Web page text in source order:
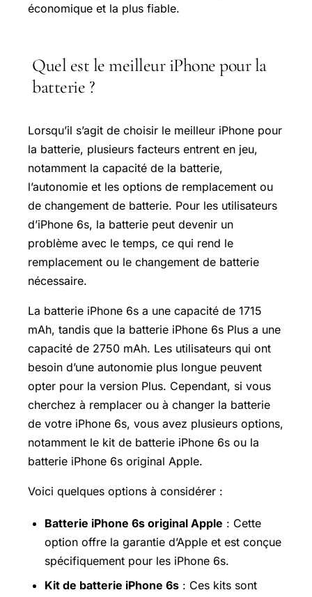
économique et la plus fiable.
Quel est le meilleur iPhone pour la
batterie ?
Lorsqu’il s’agit de choisir le meilleur iPhone pour
la batterie, plusieurs facteurs entrent en jeu,
notamment la capacité de la batterie,
l’autonomie et les options de remplacement ou
de changement de batterie. Pour les utilisateurs
d’iPhone 6s, la batterie peut devenir un
problème avec le temps, ce qui rend le
remplacement ou le changement de batterie
nécessaire.
La batterie iPhone 6s a une capacité de 1715
mAh, tandis que la batterie iPhone 6s Plus a une
capacité de 2750 mAh. Les utilisateurs qui ont
besoin d’une autonomie plus longue peuvent
opter pour la version Plus. Cependant, si vous
cherchez à remplacer ou à changer la batterie
de votre iPhone 6s, vous avez plusieurs options,
notamment le kit de batterie iPhone 6s ou la
batterie iPhone 6s original Apple.
Voici quelques options à considérer :
Batterie iPhone 6s original Apple : Cette
option offre la garantie d’Apple et est conçue
spécifiquement pour les iPhone 6s.
Kit de batterie iPhone 6s : Ces kits sont